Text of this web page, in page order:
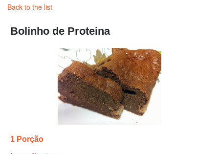
Back to the list
Bolinho de Proteina
1 Porção